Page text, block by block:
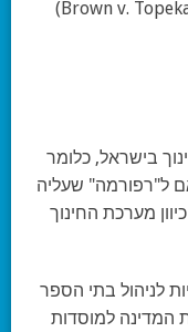
בישראל, כלומר
ל"רפורמה" שעליה
מערכת החינוך
לניהול בתי הספר
המדינה למוסדות